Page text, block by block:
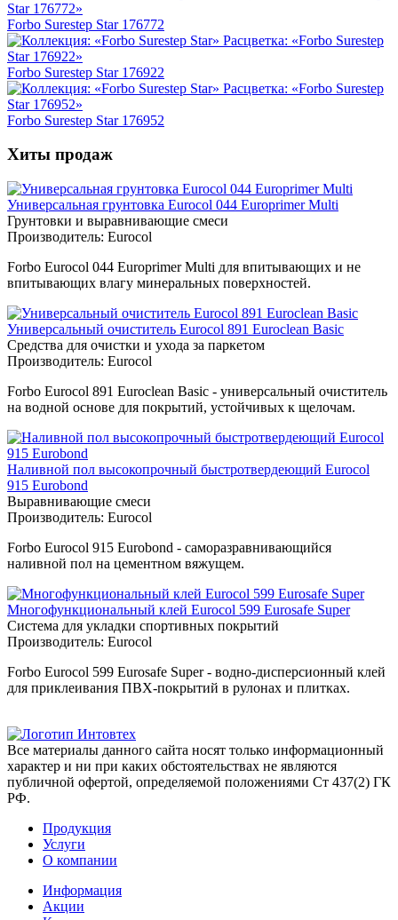
Forbo Surestep Star 176772
Forbo Surestep Star 176922
Forbo Surestep Star 176952
Хиты продаж
Универсальная грунтовка Eurocol 044 Europrimer Multi
Грунтовки и выравнивающие смеси
Производитель: Eurocol
Forbo Eurocol 044 Europrimer Multi для впитывающих и не
впитывающих влагу минеральных поверхностей.
Универсальный очиститель Eurocol 891 Euroclean Basic
Средства для очистки и ухода за паркетом
Производитель: Eurocol
Forbo Eurocol 891 Euroclean Basic - универсальный очиститель
на водной основе для покрытий, устойчивых к щелочам.
Наливной пол высокопрочный быстротвердеющий Eurocol
915 Eurobond
Выравнивающие смеси
Производитель: Eurocol
Forbo Eurocol 915 Eurobond - саморазравнивающийся
наливной пол на цементном вяжущем.
Многофункциональный клей Eurocol 599 Eurosafe Super
Система для укладки спортивных покрытий
Производитель: Eurocol
Forbo Eurocol 599 Eurosafe Super - водно-дисперсионный клей
для приклеивания ПВХ-покрытий в рулонах и плитках.
Все материалы данного сайта носят только информационный
характер и ни при каких обстоятельствах не являются
публичной офертой, определяемой положениями Ст 437(2) ГК
РФ.
Продукция
Услуги
О компании
Информация
Акции